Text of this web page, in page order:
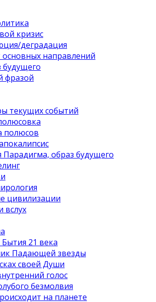
кризис
деградация
основных направлений
будущего
фразой
текущих событий
полюсов
Парадигма, образ будущего
цивилизации
вслух
Бытия 21 века
Падающей звезды
своей Души
голос
безмолвия
на планете